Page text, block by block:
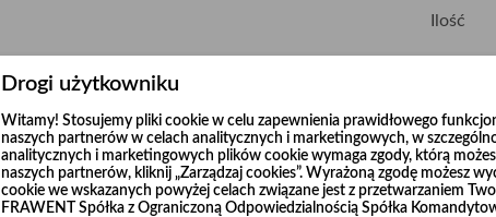
Ilość
Drogi użytkowniku
Witamy! Stosujemy pliki cookie w celu zapewnienia prawidłowego
naszych partnerów w celach analitycznych i marketingowych, w
analitycznych i marketingowych plików cookie wymaga zgody, którą
naszych partnerów, kliknij „Zarządzaj cookies”. Wyrażoną zgodę możesz
cookie we wskazanych powyżej celach związane jest z przetwarzaniem
FRAWENT Spółka z Ograniczoną Odpowiedzialnością Spółka